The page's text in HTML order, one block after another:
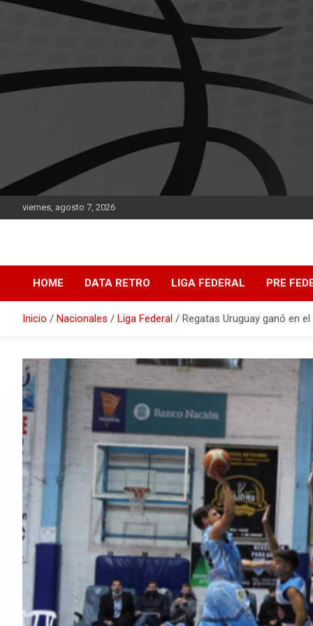
Saltar
viernes, agosto 7, 2026
DATA Basquet
HOME DATA RETRO LIGA FEDERAL PRE
Inicio Nacionales Liga Federal Regatas Uruguay ganó en